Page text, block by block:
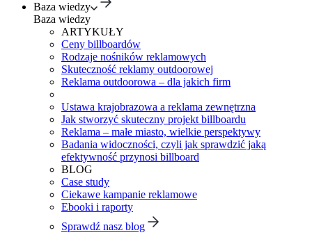
Baza wiedzy
Baza wiedzy
ARTYKUŁY
Ceny billboardów
Rodzaje nośników reklamowych
Skuteczność reklamy outdoorowej
Reklama outdoorowa – dla jakich firm
Ustawa krajobrazowa a reklama zewnętrzna
Jak stworzyć skuteczny projekt billboardu
Reklama – małe miasto, wielkie perspektywy
Badania widoczności, czyli jak sprawdzić jaką
efektywność przynosi billboard
BLOG
Case study
Ciekawe kampanie reklamowe
Ebooki i raporty
Sprawdź nasz blog